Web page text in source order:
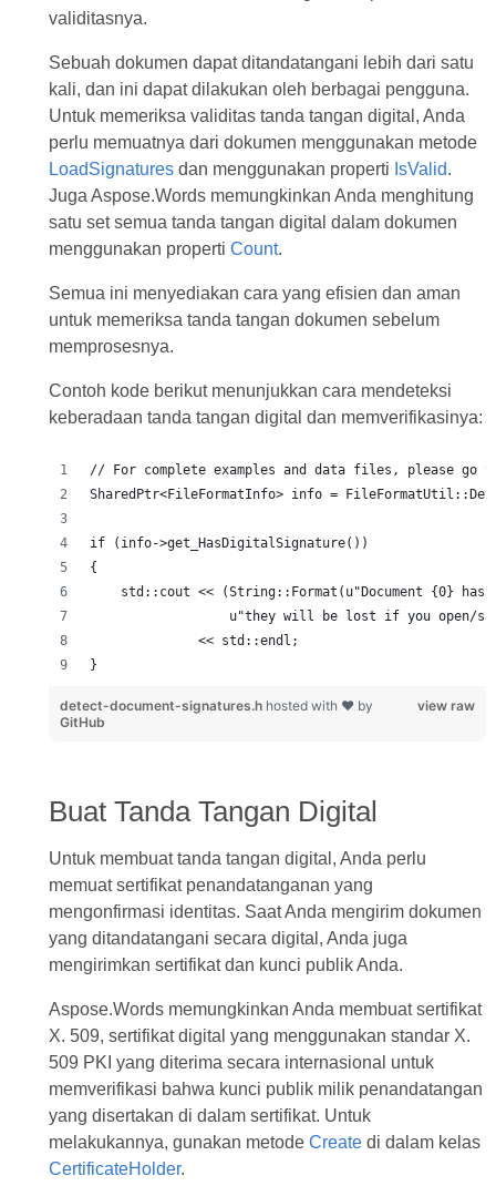
validitasnya.
Sebuah dokumen dapat ditandatangani lebih dari satu
kali, dan ini dapat dilakukan oleh berbagai pengguna.
Untuk memeriksa validitas tanda tangan digital, Anda
perlu memuatnya dari dokumen menggunakan metode
LoadSignaturesdan menggunakan properti IsValid.
Juga Aspose.Words memungkinkan Anda menghitung
satu set semua tanda tangan digital dalam dokumen
menggunakan properti Count.
Semua ini menyediakan cara yang efisien dan aman
untuk memeriksa tanda tangan dokumen sebelum
memprosesnya.
Contoh kode berikut menunjukkan cara mendeteksi
keberadaan tanda tangan digital dan memverifikasinya:
view raw
detect-document-signatures.h hosted with ❤ by
GitHub
Buat Tanda Tangan Digital
Untuk membuat tanda tangan digital, Anda perlu
memuat sertifikat penandatanganan yang
mengonfirmasi identitas. Saat Anda mengirim dokumen
yang ditandatangani secara digital, Anda juga
mengirimkan sertifikat dan kunci publik Anda.
Aspose.Words memungkinkan Anda membuat sertifikat
X. 509, sertifikat digital yang menggunakan standar X.
509 PKI yang diterima secara internasional untuk
memverifikasi bahwa kunci publik milik penandatangan
yang disertakan di dalam sertifikat. Untuk
melakukannya, gunakan metode Createdi dalam kelas
CertificateHolder.